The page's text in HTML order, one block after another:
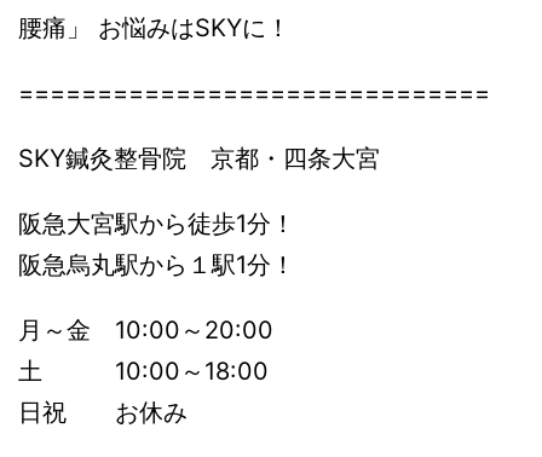
腰痛」 お悩みはSKYに！
==============================
SKY鍼灸整骨院 京都・四条大宮
阪急大宮駅から徒歩1分！
阪急烏丸駅から１駅1分！
月～金 10:00～20:00
土 10:00～18:00
日祝 お休み